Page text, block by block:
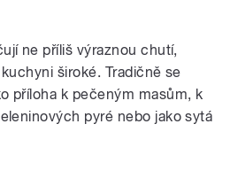
ne příliš výraznou chutí,
široké. Tradičně se
příloha k pečeným masům, k
pyré nebo jako sytá